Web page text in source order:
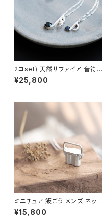
2コset) 天然サファイア 音符
ペア ネックレス シルバー925
¥25,800
ミニチュア 飯ごう メンズ ネック
レス シルバー925
¥15,800